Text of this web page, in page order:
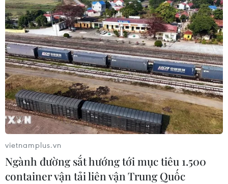
vietnamplus.vn
Ngành đường sắt hướng tới mục tiêu 1.500
container vận tải liên vận Trung Quốc